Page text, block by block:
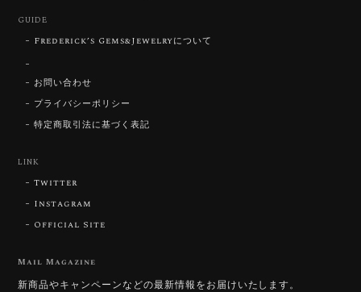
GUIDE
Frederick’s Gems&Jewelryについて
お問い合わせ
プライバシーポリシー
特定商取引法に基づく表記
LINK
Twitter
Instagram
Official Site
Mail Magazine
新商品やキャンペーンなどの最新情報をお届けいたします。